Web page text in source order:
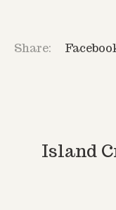
Share:
Island